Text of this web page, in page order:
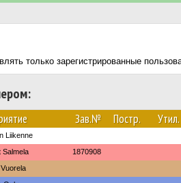
только зарегистрированные
Зав.№ Постр. Утил.
Liikenne
Salmela 1870908